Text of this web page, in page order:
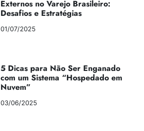
Externos no Varejo Brasileiro:
Desafios e Estratégias
01/07/2025
5 Dicas para Não Ser Enganado
com um Sistema “Hospedado em
Nuvem”
03/06/2025